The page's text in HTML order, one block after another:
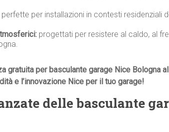
perfette per installazioni in contesti residenziali
progettati per resistere al caldo, al
gratuita per basculante garage Nice Bologna al
e l’innovazione Nice per il tuo garage!
delle basculante